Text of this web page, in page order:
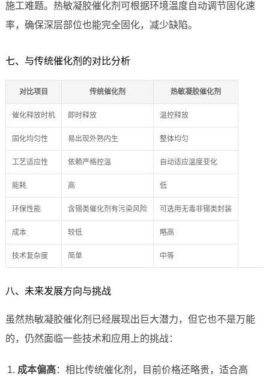
施工难题。热敏凝胶催化剂可根据环境温度自动调节固化速
率，确保深层部位也能完全固化，减少缺陷。
七、与传统催化剂的对比分析
对比项目 传统催化剂 热敏凝胶催化剂
催化释放时机 即时释放 温控释放
固化均匀性 易出现外熟内生 整体均匀
工艺适应性 依赖严格控温 自动适应温度变化
能耗 高 低
环保性能 含锡类催化剂有污染风险 可选用无毒非锡类封装
成本 较低 略高
技术复杂度 简单 中等
八、未来发展方向与挑战
虽然热敏凝胶催化剂已经展现出巨大潜力，但它也不是万能
的，仍然面临一些技术和应用上的挑战：
成本偏高：相比传统催化剂，目前价格还略贵，适合高